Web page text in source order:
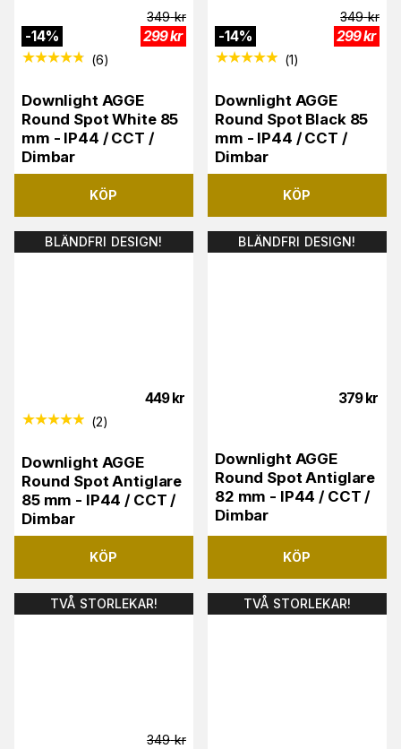
-14%
349 kr
299kr
(6)
Downlight AGGE
Round Spot White 85
mm - IP44 / CCT /
Dimbar
KÖP
-14%
349 kr
299kr
(1)
Downlight AGGE
Round Spot Black 85
mm - IP44 / CCT /
Dimbar
KÖP
BLÄNDFRI DESIGN!
449 kr
(2)
Downlight AGGE
Round Spot Antiglare
85 mm - IP44 / CCT /
Dimbar
KÖP
BLÄNDFRI DESIGN!
379 kr
Downlight AGGE
Round Spot Antiglare
82 mm - IP44 / CCT /
Dimbar
KÖP
TVÅ STORLEKAR!
349 kr
TVÅ STORLEKAR!